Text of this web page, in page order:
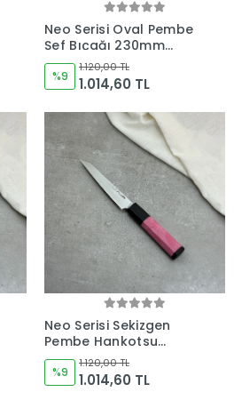
Neo Serisi Oval Pembe
Şef Bıçağı 230mm
Namlu - Kocakaya El
Yapımı Şef Bıçakları
%9
1.120,00 TL
1.014,60 TL
Neo Serisi Sekizgen
Pembe Hankotsu
Soyma Bıçağı 160mm
Namlu - Kocakaya El
Yapımı Şef Bıçakları
%9
1.120,00 TL
1.014,60 TL